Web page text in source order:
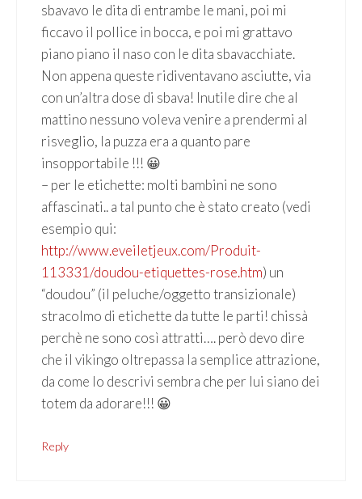
sbavavo le dita di entrambe le mani, poi mi
ficcavo il pollice in bocca, e poi mi grattavo
piano piano il naso con le dita sbavacchiate.
Non appena queste ridiventavano asciutte, via
con un’altra dose di sbava! Inutile dire che al
mattino nessuno voleva venire a prendermi al
risveglio, la puzza era a quanto pare
insopportabile !!! 😀
– per le etichette: molti bambini ne sono
affascinati.. a tal punto che è stato creato (vedi
esempio qui:
http://www.eveiletjeux.com/Produit-
113331/doudou-etiquettes-rose.htm) un
“doudou” (il peluche/oggetto transizionale)
stracolmo di etichette da tutte le parti! chissà
perchè ne sono così attratti…. però devo dire
che il vikingo oltrepassa la semplice attrazione,
da come lo descrivi sembra che per lui siano dei
totem da adorare!!! 😀
Reply